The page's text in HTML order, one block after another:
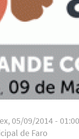
05/09/2014 - 01:00
de Faro